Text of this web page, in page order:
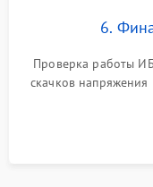
6.
Проверка работы
скачков
времени